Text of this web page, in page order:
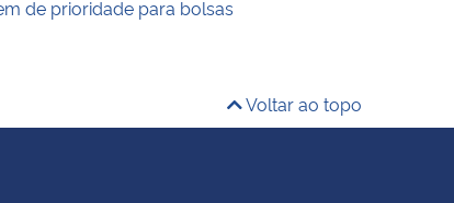
de prioridade para bolsas
Voltar ao topo